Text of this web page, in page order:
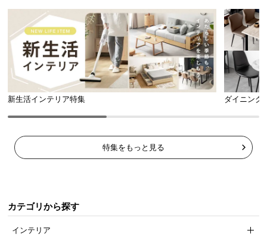
新生活インテリア特集 ダイニング
特集をもっと見る
カテゴリから探す
インテリア